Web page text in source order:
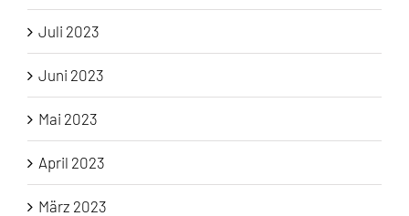
Juli 2023
Juni 2023
Mai 2023
April 2023
März 2023